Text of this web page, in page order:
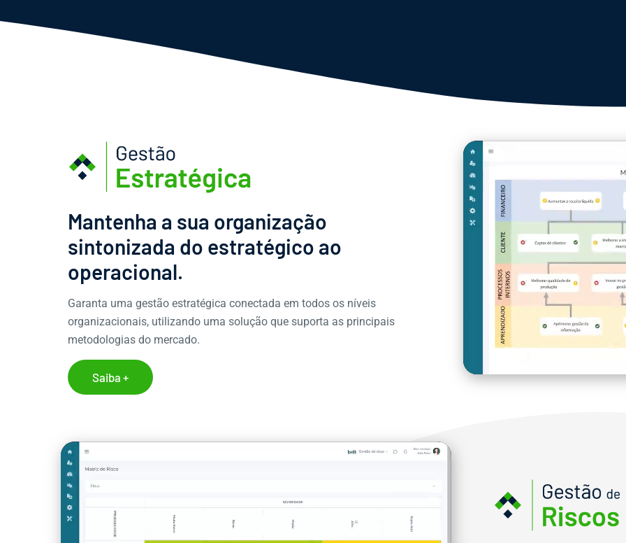
Mantenha a sua organização
sintonizada do estratégico ao
operacional.
Garanta uma gestão estratégica conectada em todos os níveis
organizacionais, utilizando uma solução que suporta as principais
metodologias do mercado.
Saiba +